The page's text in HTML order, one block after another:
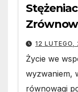
12 LUTEGO,
Życie we
wyzwaniem,
równowagi